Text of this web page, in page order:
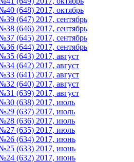
(648) 2017, октябрь
(647) 2017, сентябрь
(646) 2017, сентябрь
(645) 2017, сентябрь
(644) 2017, сентябрь
(643) 2017, август
(642) 2017, август
(641) 2017, август
(640) 2017, август
(639) 2017, август
(638) 2017, июль
(637) 2017, июль
(636) 2017, июль
(635) 2017, июль
(634) 2017, июнь
(633) 2017, июнь
(632) 2017, июнь